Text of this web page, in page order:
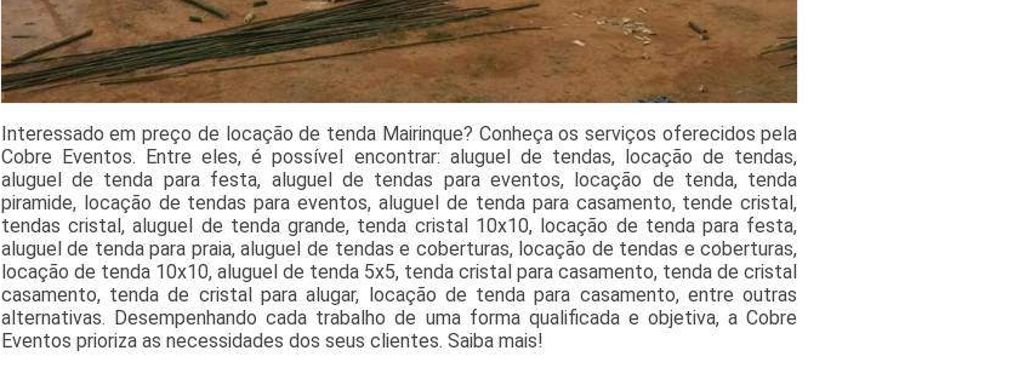
Interessado em preço de locação de tenda Mairinque? Conheça os serviços oferecidos pela
Cobre Eventos. Entre eles, é possível encontrar: aluguel de tendas, locação de tendas,
aluguel de tenda para festa, aluguel de tendas para eventos, locação de tenda, tenda
piramide, locação de tendas para eventos, aluguel de tenda para casamento, tende cristal,
tendas cristal, aluguel de tenda grande, tenda cristal 10x10, locação de tenda para festa,
aluguel de tenda para praia, aluguel de tendas e coberturas, locação de tendas e coberturas,
locação de tenda 10x10, aluguel de tenda 5x5, tenda cristal para casamento, tenda de cristal
casamento, tenda de cristal para alugar, locação de tenda para casamento, entre outras
alternativas. Desempenhando cada trabalho de uma forma qualificada e objetiva, a Cobre
Eventos prioriza as necessidades dos seus clientes. Saiba mais!